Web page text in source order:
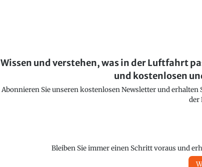
Wissen und verstehen, was in der Luftfahrt
und kostenlosen
Abonnieren Sie unseren kostenlosen Newsletter und
der
Bleiben Sie immer einen Schritt voraus und